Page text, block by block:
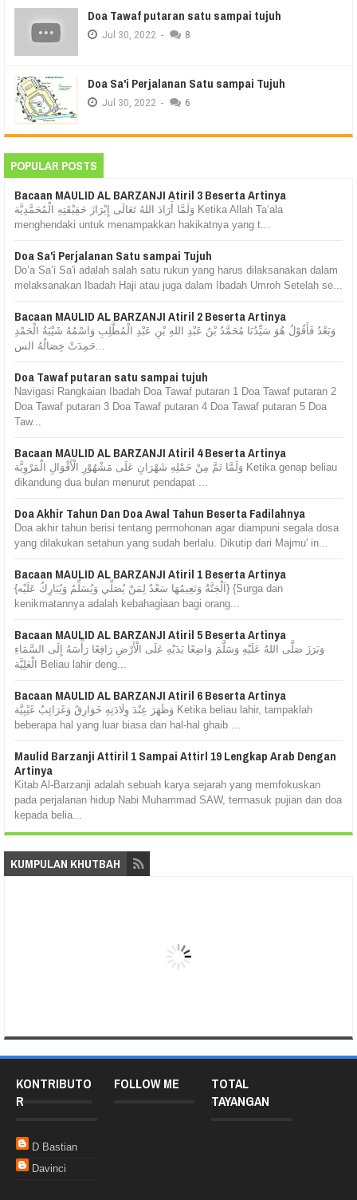
Doa Tawaf putaran satu sampai tujuh
Jul 30, 2022 - 8
Doa Sa'i Perjalanan Satu sampai Tujuh
Jul 30, 2022 - 6
POPULAR POSTS
Bacaan MAULID AL BARZANJI Atiril 3 Beserta Artinya
وَلَمَّا أَرَادَ اللهُ تَعَالَى إِبْرَازَ حَقِيْقَتِهِ الْمُحَمَّدِيَّة Ketika Allah Ta‘ala
menghendaki untuk menampakkan hakikatnya yang t...
Doa Sa'i Perjalanan Satu sampai Tujuh
Do’a Sa’i Sa'i adalah salah satu rukun yang harus dilaksanakan dalam
melaksanakan Ibadah Haji atau juga dalam Ibadah Umroh Setelah se...
Bacaan MAULID AL BARZANJI Atiril 2 Beserta Artinya
وَبَعْدُ فَأَقُوْلُ هُوَ سَيِّدُنَا مُحَمَّدُ بْنُ عَبْدِ اللهِ بْنِ عَبْدِ الْمُطَّلِبِ وَاسْمُهُ شَيْبَةُ الْحَمْدِ
Doa Tawaf putaran satu sampai tujuh
Navigasi Rangkaian Ibadah Doa Tawaf putaran 1 Doa Tawaf putaran 2
Doa Tawaf putaran 3 Doa Tawaf putaran 4 Doa Tawaf putaran 5 Doa
Taw...
Bacaan MAULID AL BARZANJI Atiril 4 Beserta Artinya
وَلَمَّا تَمَّ مِنْ حَمْلِهِ شَهْرَانِ عَلَى مَشْهُوْرِ الْأَقْوَالِ الْمَرْوِيَّة Ketika genap beliau
dikandung dua bulan menurut pendapat ...
Doa Akhir Tahun Dan Doa Awal Tahun Beserta Fadilahnya
Doa akhir tahun berisi tentang permohonan agar diampuni segala dosa
yang dilakukan setahun yang sudah berlalu. Dikutip dari Majmu' in...
Bacaan MAULID AL BARZANJI Atiril 1 Beserta Artinya
{اَلْجَنَّةُ وَنَعِيمُهَا سَعْدٌ لِمَنْ يُصَلِّي وَيُسَلِّمُ وَيُبَارِكُ عَلَيْه} {Surga dan
kenikmatannya adalah kebahagiaan bagi orang...
Bacaan MAULID AL BARZANJI Atiril 5 Beserta Artinya
وَبَرَزَ صَلَّى اللهُ عَلَيْهِ وَسَلَّمَ وَاضِعًا يَدَيْهِ عَلَى الْأَرْضِ رَافِعًا رَأْسَهُ إِلَى السَّمَاءِ
الْعَلِيَّة Beliau lahir deng...
Bacaan MAULID AL BARZANJI Atiril 6 Beserta Artinya
وَظَهَرَ عِنْدَ وِلَادَتِهِ خَوَارِقُ وَغَرَائِبُ غَيْبِيَّة Ketika beliau lahir, tampaklah
beberapa hal yang luar biasa dan hal-hal ghaib ...
Maulid Barzanji Attiril 1 Sampai Attirl 19 Lengkap Arab Dengan
Artinya
Kitab Al-Barzanji adalah sebuah karya sejarah yang memfokuskan
pada perjalanan hidup Nabi Muhammad SAW, termasuk pujian dan doa
kepada belia...
KUMPULAN KHUTBAH
KONTRIBUTO
R
D Bastian
Davinci
FOLLOW ME
TOTAL
TAYANGAN